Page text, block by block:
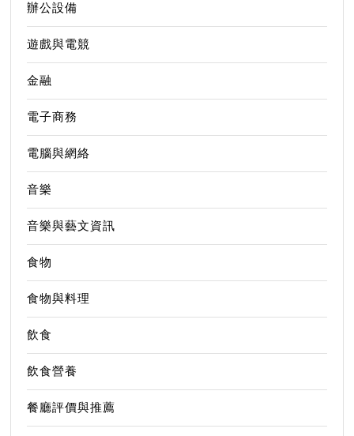
辦公設備
遊戲與電競
金融
電子商務
電腦與網絡
音樂
音樂與藝文資訊
食物
食物與料理
飲食
飲食營養
餐廳評價與推薦